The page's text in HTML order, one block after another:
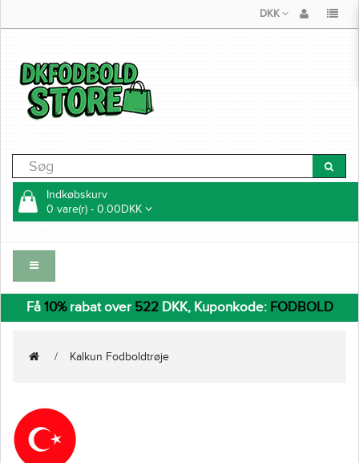
DKK
Indkøbskurv
0 vare(r) - 0.00DKK
Få 10%rabat over 522DKK, Kuponkode: FODBOLD
Kalkun Fodboldtrøje